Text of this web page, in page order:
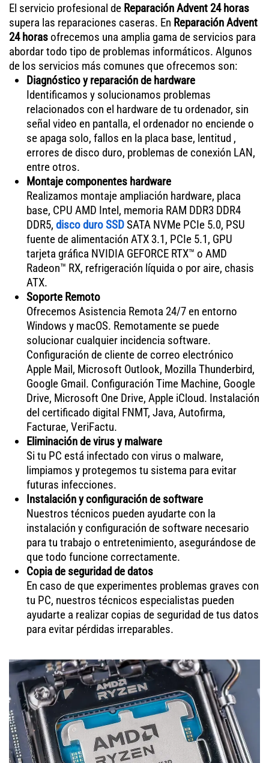
El servicio profesional de Reparación Advent 24 horas
supera las reparaciones caseras. En Reparación Advent
24 horasofrecemos una amplia gama de servicios para
abordar todo tipo de problemas informáticos. Algunos
de los servicios más comunes que ofrecemos son:
Diagnóstico y reparación de hardware
Identificamos y solucionamos problemas
relacionados con el hardware de tu ordenador, sin
señal video en pantalla, el ordenador no enciende o
se apaga solo, fallos en la placa base, lentitud ,
errores de disco duro, problemas de conexión LAN,
entre otros.
Montaje componentes hardware
Realizamos montaje ampliación hardware, placa
base, CPU AMD Intel, memoria RAM DDR3 DDR4
DDR5, disco duro SSDSATA NVMe PCIe 5.0, PSU
fuente de alimentación ATX 3.1, PCIe 5.1, GPU
tarjeta gráfica NVIDIA GEFORCE RTX™ o AMD
Radeon™ RX, refrigeración líquida o por aire, chasis
ATX.
Soporte Remoto
Ofrecemos Asistencia Remota 24/7 en entorno
Windows y macOS. Remotamente se puede
solucionar cualquier incidencia software.
Configuración de cliente de correo electrónico
Apple Mail, Microsoft Outlook, Mozilla Thunderbird,
Google Gmail. Configuración Time Machine, Google
Drive, Microsoft One Drive, Apple iCloud. Instalación
del certificado digital FNMT, Java, Autofirma,
Facturae, VeriFactu.
Eliminación de virus y malware
Si tu PC está infectado con virus o malware,
limpiamos y protegemos tu sistema para evitar
futuras infecciones.
Instalación y configuración de software
Nuestros técnicos pueden ayudarte con la
instalación y configuración de software necesario
para tu trabajo o entretenimiento, asegurándose de
que todo funcione correctamente.
Copia de seguridad de datos
En caso de que experimentes problemas graves con
tu PC, nuestros técnicos especialistas pueden
ayudarte a realizar copias de seguridad de tus datos
para evitar pérdidas irreparables.